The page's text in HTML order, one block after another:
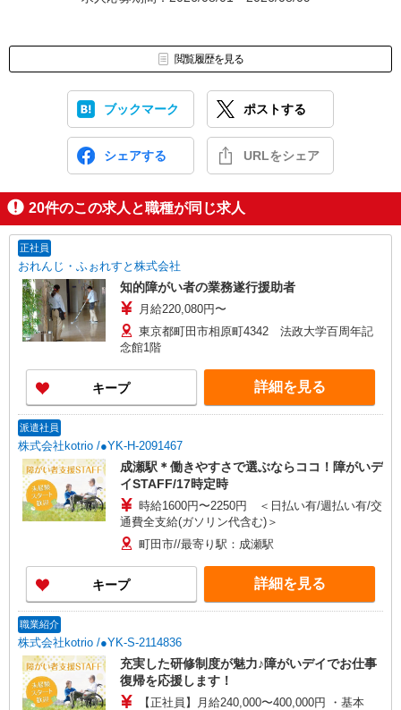
閲覧履歴を見る
ブックマーク ポストする
シェアする URLをシェア
20件のこの求人と職種が同じ求人
正社員
おれんじ・ふぉれすと株式会社
知的障がい者の業務遂行援助者
月給220,080円〜
東京都町田市相原町4342 法政大学百周年記
念館1階
キープ 詳細を見る
派遣社員
株式会社kotrio /●YK-H-2091467
成瀬駅＊働きやすさで選ぶならココ！障がいデ
イSTAFF/17時定時
時給1600円〜2250円 ＜日払い有/週払い有/交
通費全支給(ガソリン代含む)＞
町田市//最寄り駅：成瀬駅
キープ 詳細を見る
職業紹介
株式会社kotrio /●YK-S-2114836
充実した研修制度が魅力♪障がいデイでお仕事
復帰を応援します！
【正社員】月給240,000〜400,000円 ・基本